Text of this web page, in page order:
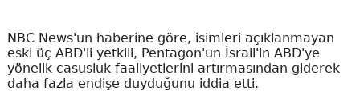
NBC News'un haberine göre, isimleri açıklanmayan
eski üç ABD'li yetkili, Pentagon'un İsrail'in ABD'ye
yönelik casusluk faaliyetlerini artırmasından giderek
daha fazla endişe duyduğunu iddia etti.